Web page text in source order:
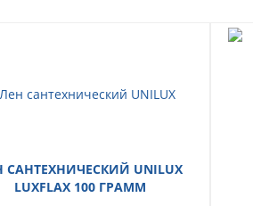
САНТЕХНИЧЕСКИЙ UNILUX
LUXFLAX 100 ГРАММ